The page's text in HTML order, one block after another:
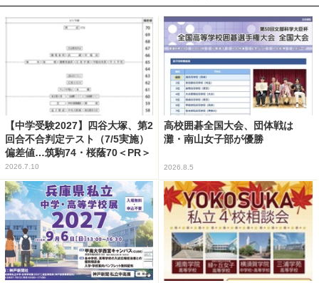
【中学受験2027】四谷大塚、第2
回合不合判定テスト（7/5実施）
偏差値…筑駒74・桜蔭70＜PR＞
2026.7.10
高校囲碁全国大会、団体戦は
灘・南山女子部が優勝
2026.8.5